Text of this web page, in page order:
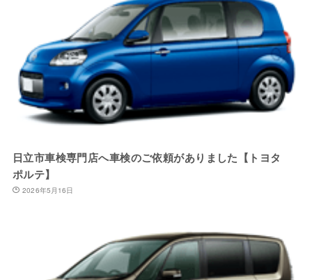
日立市車検専門店へ車検のご依頼がありました【トヨタ
ポルテ】
2026年5月16日